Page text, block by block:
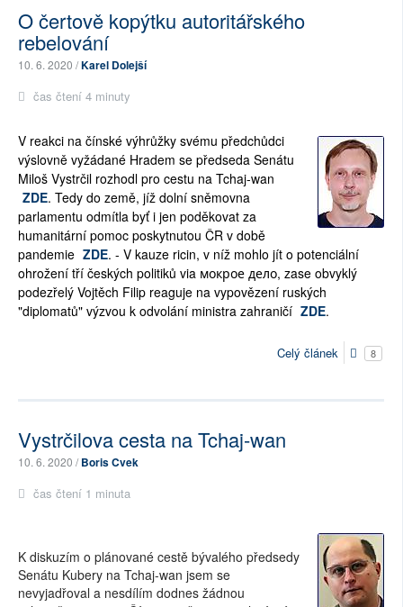
O čertově kopýtku autoritářského
rebelování
10. 6. 2020 /Karel Dolejší
čas čtení 4 minuty
V reakci na čínské výhrůžky svému předchůdci
výslovně vyžádané Hradem se předseda Senátu
Miloš Vystrčil rozhodl pro cestu na Tchaj-wan
ZDE. Tedy do země, jíž dolní sněmovna
parlamentu odmítla byť i jen poděkovat za
humanitární pomoc poskytnutou ČR v době
pandemie ZDE. - V kauze ricin, v níž mohlo jít o potenciální
ohrožení tří českých politiků via мокрое дело, zase obvyklý
podezřelý Vojtěch Filip reaguje na vypovězení ruských
"diplomatů" výzvou k odvolání ministra zahraničí ZDE.
Celý článek 8
Vystrčilova cesta na Tchaj-wan
10. 6. 2020 /Boris Cvek
čas čtení 1 minuta
K diskuzím o plánované cestě bývalého předsedy
Senátu Kubery na Tchaj-wan jsem se
nevyjadřoval a nesdílím dodnes žádnou